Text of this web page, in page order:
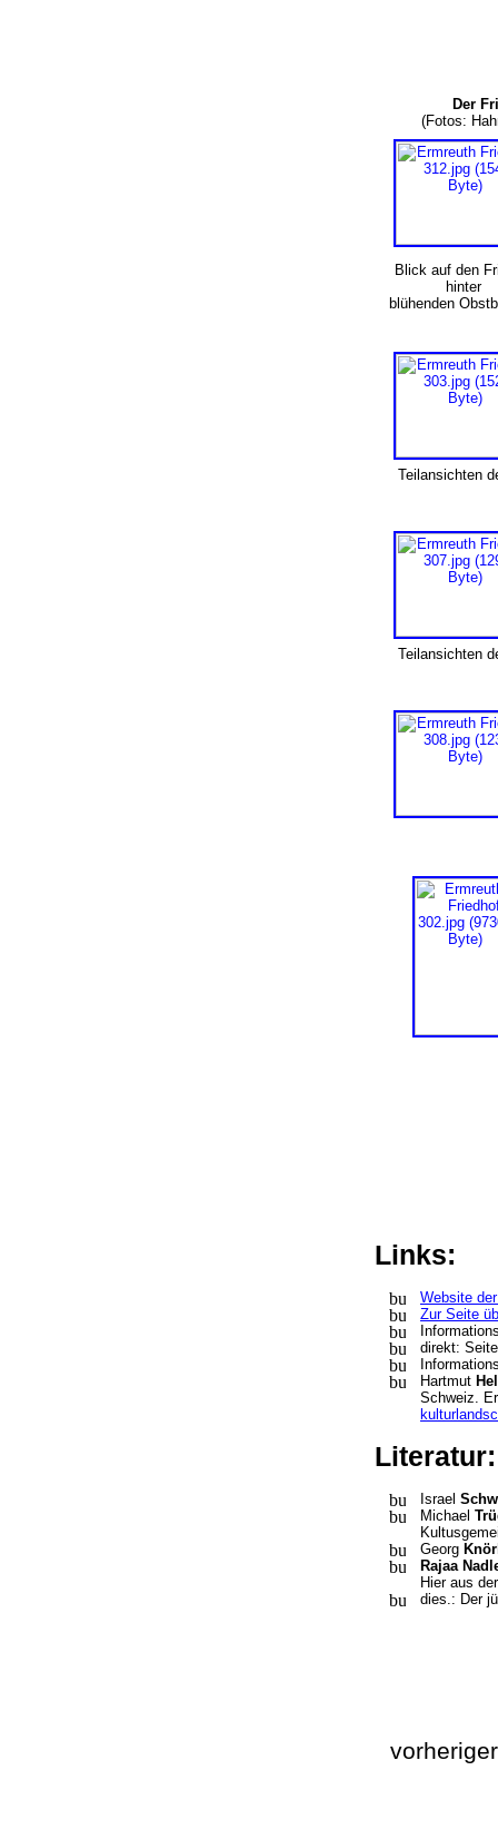
Der
(Fotos:
Blick auf den
hinter
blühenden
Teilansichten
Teilansichten
Links:
Website
Zur Seite
direkt:
Hartmut
Schweiz.
Israel
Michael
Georg
Rajaa
Hier aus
dies.: Der